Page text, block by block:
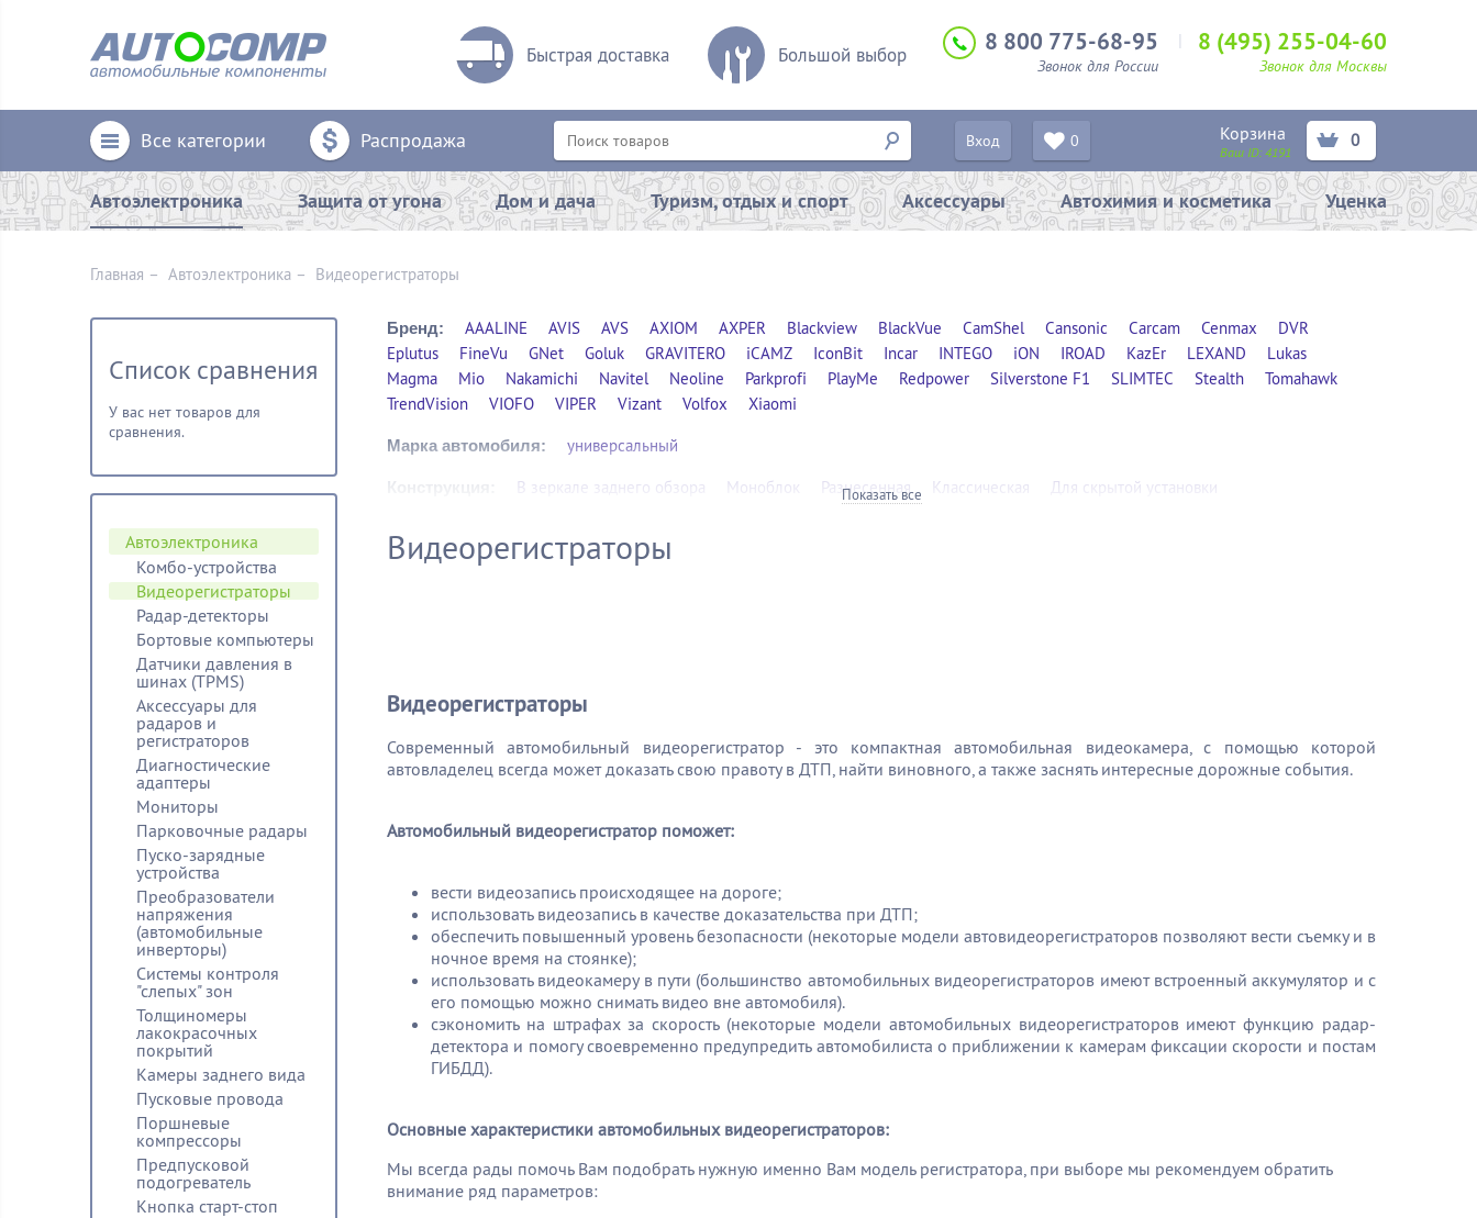
Быстрая доставка Большой выбор 8 800 775-68-95
Звонок для России
8 (495) 255-04-60
Звонок для Москвы
Все категории Распродажа Вход 0 Корзина
Ваш ID:4191
0
Автоэлектроника Защита от угона Дом и дача Туризм, отдых и спорт Аксессуары Автохимия и косметика Уценка
Главная – Автоэлектроника – Видеорегистраторы
Бренд: AAALINE AVIS AVS AXIOM AXPER Blackview BlackVue CamShel Cansonic Carcam Cenmax
DVR
Eplutus
FineVu GNet Goluk GRAVITERO iCAMZ IconBit Incar INTEGO iON IROAD KazEr LEXAND
Lukas
Magma
Mio Nakamichi Navitel Neoline Parkprofi PlayMe Redpower Silverstone F1 SLIMTEC Stealth
Tomahawk
TrendVision
VIOFO VIPER Vizant Volfox Xiaomi
Марка автомобиля: универсальный
Конструкция: В зеркале заднего обзора Моноблок Разнесенная Классическая Для скрытой установки
Показать все
Видеорегистраторы
Видеорегистраторы
Современный автомобильный видеорегистратор - это компактная автомобильная видеокамера, с помощью которой
автовладелец всегда может доказать свою правоту в ДТП, найти виновного, а также заснять интересные дорожные события.
Автомобильный видеорегистратор поможет:
вести видеозапись происходящее на дороге;
использовать видеозапись в качестве доказательства при ДТП;
обеспечить повышенный уровень безопасности (некоторые модели автовидеорегистраторов позволяют вести съемку и в
ночное время на стоянке);
использовать видеокамеру в пути (большинство автомобильных видеорегистраторов имеют встроенный аккумулятор и с
его помощью можно снимать видео вне автомобиля).
сэкономить на штрафах за скорость (некоторые модели автомобильных видеорегистраторов имеют функцию радар-
детектора и помогу своевременно предупредить автомобилиста о приближении к камерам фиксации скорости и постам
ГИБДД).
Основные характеристики автомобильных видеорегистраторов:
Мы всегда рады помочь Вам подобрать нужную именно Вам модель регистратора, при выборе мы рекомендуем обратить
внимание ряд параметров:
Список сравнения
У вас нет товаров для
сравнения.
Автоэлектроника
Комбо-устройства
Видеорегистраторы
Радар-детекторы
Бортовые компьютеры
Датчики давления в
шинах (TPMS)
Аксессуары для
радаров и
регистраторов
Диагностические
адаптеры
Мониторы
Парковочные радары
Пуско-зарядные
устройства
Преобразователи
напряжения
(автомобильные
инверторы)
Системы контроля
"слепых" зон
Толщиномеры
лакокрасочных
покрытий
Камеры заднего вида
Пусковые провода
Поршневые
компрессоры
Предпусковой
подогреватель
Кнопка старт-стоп